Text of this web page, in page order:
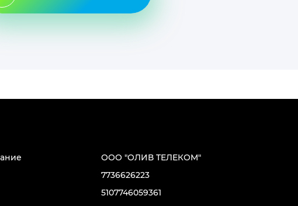
ООО "ОЛИВ ТЕЛЕКОМ"
7736626223
5107746059361